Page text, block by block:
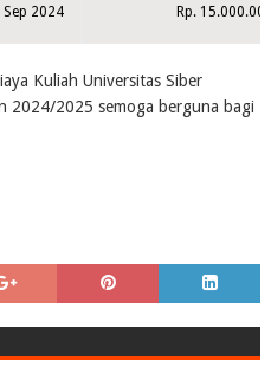
2024 Rp.
Kuliah Universitas Siber
2024/2025 semoga berguna bagi